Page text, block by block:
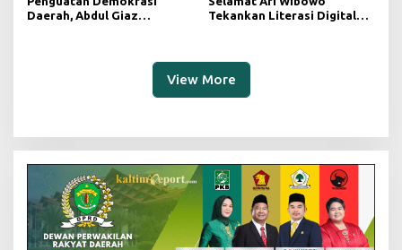
Daerah, Abdul Giaz
Tekankan Literasi Digital
View More